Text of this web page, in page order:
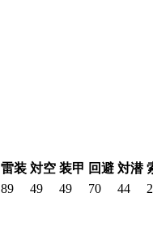
雷装 対空 装甲 回避 対潜
89 49 49 70 44